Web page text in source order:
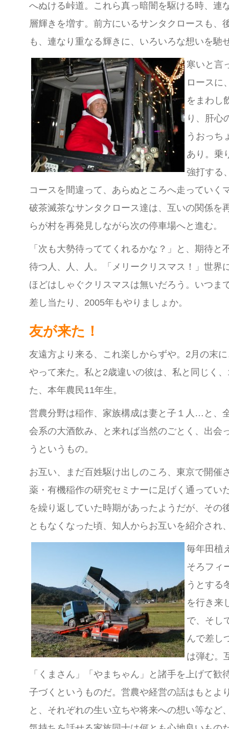
へぬける峠道。これら真っ暗闇を駆ける時、連
層輝きを増す。前方にいるサンタクロースも、
も、連なり重なる輝きに、いろいろな想いを馳
寒いと言
ロースに
をまわし
り、肝心
うおっち
あり。乗
強打する
コースを間違って、あらぬところへ走っていく
破茶滅茶なサンタクロース達は、互いの関係を
らが村を再発見しながら次の停車場へと進む。
「次も大勢待っててくれるかな？」と、期待と
待つ人、人、人。「メリークリスマス！」世界
ほどはしゃぐクリスマスは無いだろう。いつま
差し当たり、2005年もやりましょか。
友が来た！
友遠方より来る、これ楽しからずや。2月の末
やって来た。私と2歳違いの彼は、私と同じく
た、本年農民11年生。
営農分野は稲作、家族構成は妻と子１人…と、
会系の大酒飲み、と来れば当然のごとく、出会
うというもの。
お互い、まだ百姓駆け出しのころ、東京で開催
薬・有機稲作の研究セミナーに足げく通ってい
を繰り返していた時期があったようだが、その
ともなくなった頃、知人からお互いを紹介され
毎年田植
そろフィ
うとする
を行き来
で、そし
んで差し
は弾む。
「くまさん」「やまちゃん」と諸手を上げて歓
子づくというものだ。営農や経営の話はもとよ
と、それぞれの生い立ちや将来への想い等など